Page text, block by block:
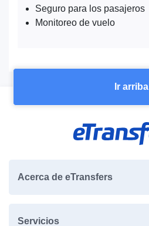
Seguro para los pasajeros
Monitoreo de vuelo
Ir arriba
Acerca de eTransfers
Servicios